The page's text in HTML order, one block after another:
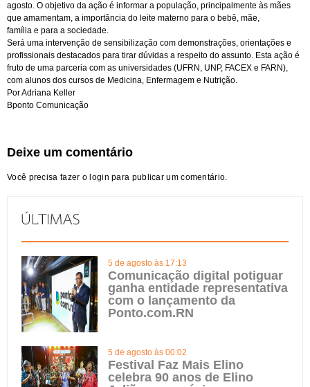
agosto. O objetivo da ação é informar a população, principalmente às mães
que amamentam, a importância do leite materno para o bebê, mãe,
família e para a sociedade.
Será uma intervenção de sensibilização com demonstrações, orientações e
profissionais destacados para tirar dúvidas a respeito do assunto. Esta ação é
fruto de uma parceria com as universidades (UFRN, UNP, FACEX e FARN),
com alunos dos cursos de Medicina, Enfermagem e Nutrição.
Por Adriana Keller
Bponto Comunicação
Deixe um comentário
Você precisa fazer o login para publicar um comentário.
5 de agosto às 17:13
Comunicação digital potiguar
ganha entidade representativa
com o lançamento da
Ponto.com.RN
5 de agosto às 00:02
Festival Faz Mais Elino
celebra 90 anos de Elino